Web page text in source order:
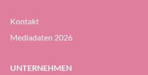
Kontakt
Mediadaten 2026
UNTERNEHMEN